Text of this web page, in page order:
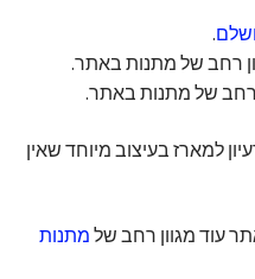
.
רחב של מתנות באתר.
רחב של מתנות באתר.
למארז בעיצוב מיוחד שאין
עוד מגוון רחב של מתנות